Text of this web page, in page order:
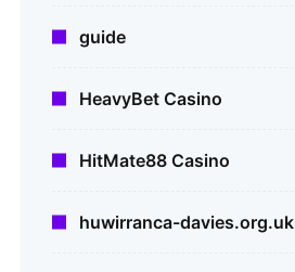
guide
HeavyBet Casino
HitMate88 Casino
huwirranca-davies.org.uk